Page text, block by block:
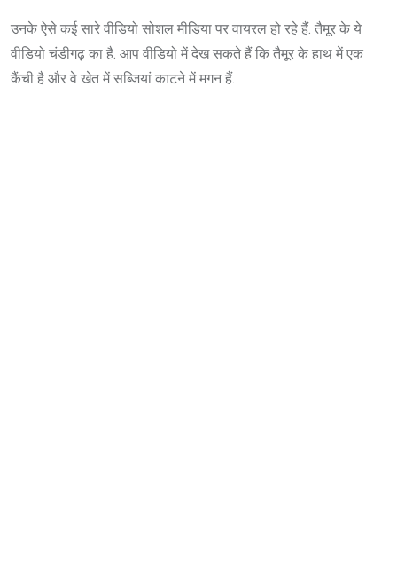
उनके ऐसे कई सारे वीडियो सोशल मीडिया पर वायरल हो रहे हैं. तैमूर के ये
वीडियो चंडीगढ़ का है. आप वीडियो में देख सकते हैं कि तैमूर के हाथ में एक
कैंची है और वे खेत में सब्जियां काटने में मगन हैं.